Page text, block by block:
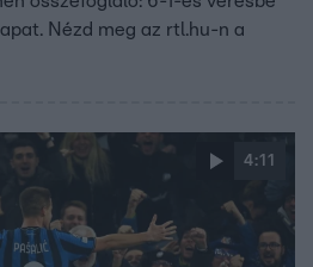
Nézd meg az rtl.hu-n a
4:11